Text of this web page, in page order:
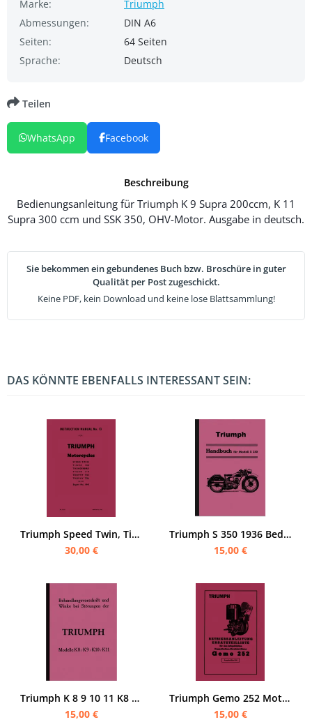
Marke:
Triumph
Abmessungen:
DIN A6
Seiten:
64 Seiten
Sprache:
Deutsch
Beschreibung
Bedienungsanleitung für Triumph K 9 Supra 200ccm, K 11
Supra 300 ccm und SSK 350, OHV-Motor. Ausgabe in deutsch.
Sie bekommen ein gebundenes Buch bzw. Broschüre in guter
Qualität per Post zugeschickt.
Keine PDF, kein Download und keine lose Blattsammlung!
Teilen
WhatsApp Facebook
DAS KÖNNTE EBENFALLS INTERESSANT SEIN:
Triumph Speed Twin, Tiger 100, Thunderbird, Tiger 110, Trophy TR5 und Trophy TR6 Bedienungsanleitung
30,00 €
Triumph S 350 1936 Bedienungsanleitung S350 Sport
15,00 €
Triumph K 8 9 10 11 K8 K9 K10 K11 Bedienungsanleitung
15,00 €
Triumph Gemo 252 Motor Bedienungsanleitung und Ersatzteilliste
15,00 €